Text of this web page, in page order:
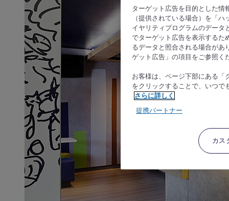
ターゲット広告を目的とした情
（提供されている場合）を「
イヤリティプログラムのデータ
でターゲット広告を表示するた
るデータと照合される場合があ
ゲット広告」の項目をご参照く
お客様は、ページ下部にある「
をクリックすることで、いつで
さらに詳しく
提携パートナー
カス